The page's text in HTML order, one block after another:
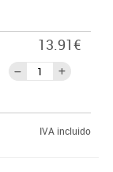
13.91€
IVA incluido